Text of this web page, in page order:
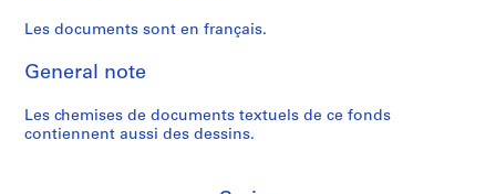
s
"
e
i
o
s
d
A
c
a
A
c
c
u
a
Les documents sont en français.
General note
Les chemises de documents textuels de ce fonds
contiennent aussi des dessins.